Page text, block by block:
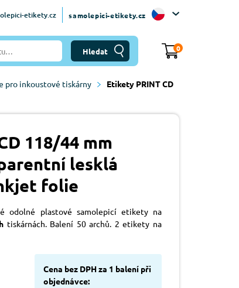
etikety.cz samolepici-etikety.cz
0
pro inkoustové tiskárny
Etikety PRINT CD
118/44 mm
lesklá
folie
odolné plastové samolepicí etikety na
tiskárnách. Balení 50 archů. 2 etikety na
Cena bez DPH za 1 balení při
objednávce: